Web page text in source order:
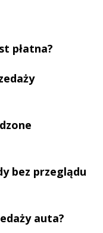
płatna?
bez przeglądu
auta?